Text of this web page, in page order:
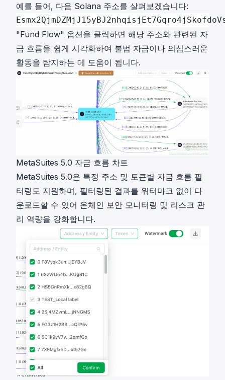
예를 들어, 다음 Solana 주소를 살펴보겠습니다:
"Fund Flow" 옵션을 클릭하면 해당 주소와 관련된 자
금 흐름을 쉽게 시각화하여 불법 자금이나 의심스러운
활동을 탐지하는 데 도움이 됩니다.
MetaSuites 5.0 자금 흐름 차트
MetaSuites 5.0은 특정 주소 및 토큰별 자금 흐름 필
터링도 지원하며, 필터링된 결과를 워터마크 없이 다
운로드할 수 있어 온체인 보안 모니터링 및 리스크 관
리 역량을 강화합니다.